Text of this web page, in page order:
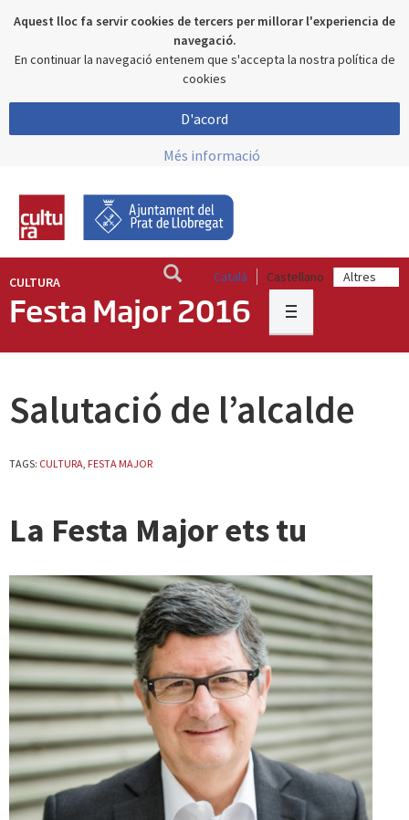
Aquest lloc fa servir cookies de tercers per millorar l'experiencia de
navegació.
En continuar la navegació entenem que s'accepta la nostra política de
cookies
D'acord
Més informació
Català Castellano
CULTURA
Festa Major 2016
Salutació de l’alcalde
TAGS: CULTURA, FESTA MAJOR
La Festa Major ets tu